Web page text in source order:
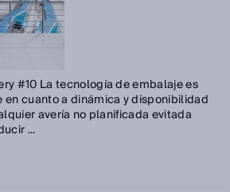
#10 La tecnología de embalaje es
cuanto a dinámica y disponibilidad
avería no planificada evitada
...